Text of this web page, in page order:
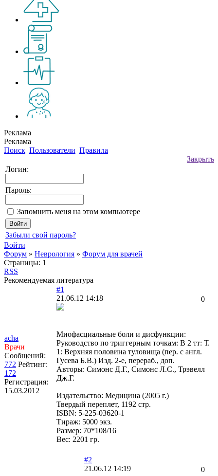
Реклама
Реклама
Поиск Пользователи Правила
Закрыть
Логин:
Пароль:
Запомнить меня на этом компьютере
Забыли свой пароль?
Войти
Форум » Неврология » Форум для врачей
Страницы: 1
RSS
Рекомендуемая литература
acha
Врачи
Сообщений:
772 Рейтинг:
172
Регистрация:
15.03.2012
#1
0
21.06.12 14:18
Миофасциальные боли и дисфункции:
Руководство по триггерным точкам: В 2 тт: Т.
1: Верхняя половина туловища (пер. с англ.
Гусева Б.В.) Изд. 2-е, перераб., доп.
Авторы: Симонс Д.Г., Симонс Л.С., Трэвелл
Дж.Г.
Издательство: Медицина (2005 г.)
Твердый переплет, 1192 стр.
ISBN: 5-225-03620-1
Тираж: 5000 экз.
Размер: 70*108/16
Вес: 2201 гр.
#2
0
21.06.12 14:19